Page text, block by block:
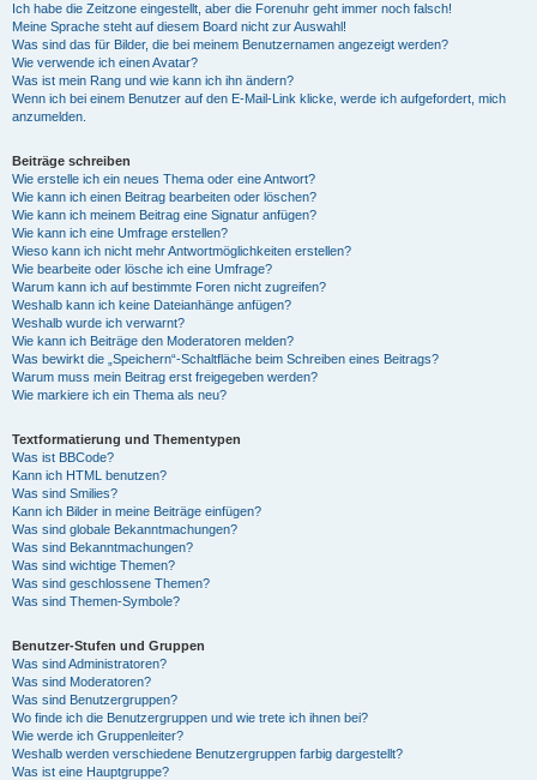
Ich habe die Zeitzone eingestellt, aber die Forenuhr geht immer noch falsch!
Meine Sprache steht auf diesem Board nicht zur Auswahl!
Was sind das für Bilder, die bei meinem Benutzernamen angezeigt werden?
Wie verwende ich einen Avatar?
Was ist mein Rang und wie kann ich ihn ändern?
Wenn ich bei einem Benutzer auf den E-Mail-Link klicke, werde ich aufgefordert, mich
anzumelden.
Beiträge schreiben
Wie erstelle ich ein neues Thema oder eine Antwort?
Wie kann ich einen Beitrag bearbeiten oder löschen?
Wie kann ich meinem Beitrag eine Signatur anfügen?
Wie kann ich eine Umfrage erstellen?
Wieso kann ich nicht mehr Antwortmöglichkeiten erstellen?
Wie bearbeite oder lösche ich eine Umfrage?
Warum kann ich auf bestimmte Foren nicht zugreifen?
Weshalb kann ich keine Dateianhänge anfügen?
Weshalb wurde ich verwarnt?
Wie kann ich Beiträge den Moderatoren melden?
Was bewirkt die „Speichern“-Schaltfläche beim Schreiben eines Beitrags?
Warum muss mein Beitrag erst freigegeben werden?
Wie markiere ich ein Thema als neu?
Textformatierung und Thementypen
Was ist BBCode?
Kann ich HTML benutzen?
Was sind Smilies?
Kann ich Bilder in meine Beiträge einfügen?
Was sind globale Bekanntmachungen?
Was sind Bekanntmachungen?
Was sind wichtige Themen?
Was sind geschlossene Themen?
Was sind Themen-Symbole?
Benutzer-Stufen und Gruppen
Was sind Administratoren?
Was sind Moderatoren?
Was sind Benutzergruppen?
Wo finde ich die Benutzergruppen und wie trete ich ihnen bei?
Wie werde ich Gruppenleiter?
Weshalb werden verschiedene Benutzergruppen farbig dargestellt?
Was ist eine Hauptgruppe?